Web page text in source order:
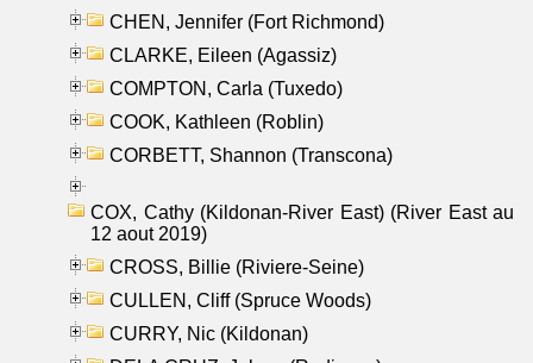
CHEN, Jennifer (Fort Richmond)
CLARKE, Eileen (Agassiz)
COMPTON, Carla (Tuxedo)
COOK, Kathleen (Roblin)
CORBETT, Shannon (Transcona)
COX, Cathy (Kildonan-River East) (River East au
12 aout 2019)
CROSS, Billie (Riviere-Seine)
CULLEN, Cliff (Spruce Woods)
CURRY, Nic (Kildonan)